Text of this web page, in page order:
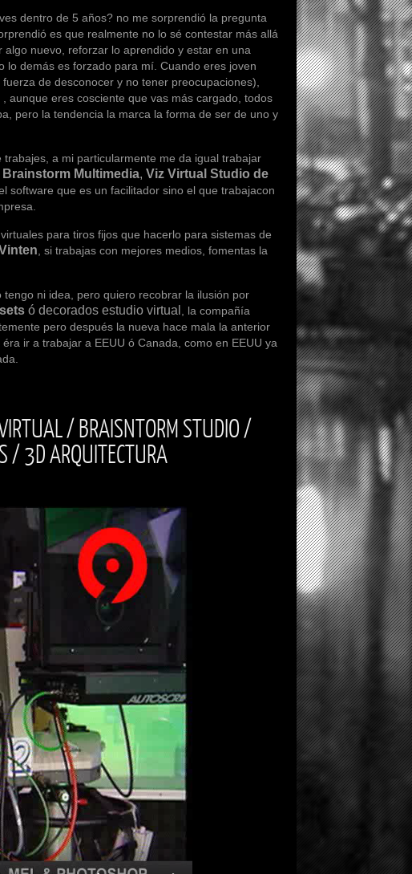
de 5 años? no me sorprendió la pregunta
es que realmente no lo sé contestar más allá
nuevo, reforzar lo aprendido y estar en una
demás es forzado para mí. Cuando eres joven
de desconocer y no tener preocupaciones),
aunque eres cosciente que vas más cargado, todos
pero la tendencia la marca la forma de ser de uno y
a mi particularmente me da igual trabajar
Multimedia, Viz Virtual Studio de
software que es un facilitador sino el que trabajacon
para tiros fijos que hacerlo para sistemas de
, si trabajas con mejores medios, fomentas la
ni idea, pero quiero recobrar la ilusión por
ó decorados estudio virtual
, la compañía
pero después la nueva hace mala la anterior
ir a trabajar a EEUU ó Canada, como en EEUU ya
/ BRAISNTORM STUDIO /
/ 3D ARQUITECTURA